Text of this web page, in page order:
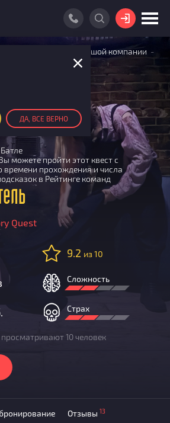
ДА, ВСЕ ВЕРНО
ВОЙТИ
Квесты для большой компании
можете пройти этот квест с
времени прохождения и числа
в Рейтинге команд
Quest
9.2 из 10
Сложность
Страх
просматривают 10 человек
Отзывы 13